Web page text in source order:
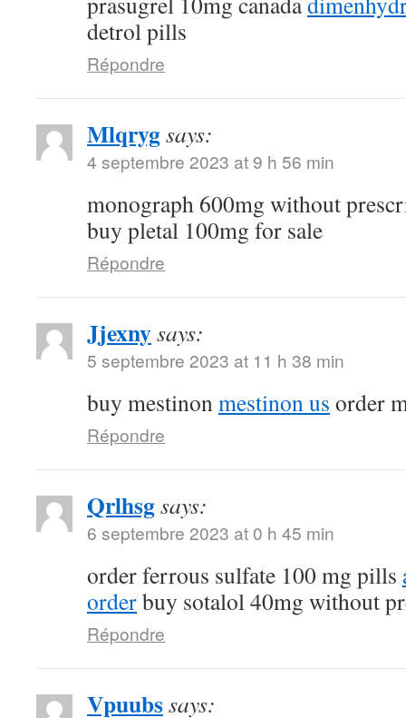
detrol pills
Répondre
Mlqrygsays:
4 septembre 2023 at 9 h 56 min
monograph 600mg without
buy pletal 100mg for sale
Répondre
Jjexnysays:
5 septembre 2023 at 11 h 38 min
buy mestinonmestinon us order
Répondre
Qrlhsgsays:
6 septembre 2023 at 0 h 45 min
order ferrous sulfate 100 mg pills
orderbuy sotalol 40mg without
Répondre
Vpuubssays: